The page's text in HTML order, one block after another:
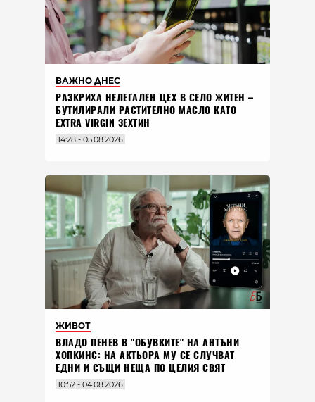
ВАЖНО ДНЕС
РАЗКРИХА НЕЛЕГАЛЕН ЦЕХ В СЕЛО ЖИТЕН –
БУТИЛИРАЛИ РАСТИТЕЛНО МАСЛО КАТО
EXTRA VIRGIN ЗЕХТИН
14:28 - 05.08.2026
ЖИВОТ
ВЛАДO ПЕНЕВ В "ОБУВКИТЕ" НА АНТЪНИ
ХОПКИНС: НА АКТЬОРА МУ СЕ СЛУЧВАТ
ЕДНИ И СЪЩИ НЕЩА ПО ЦЕЛИЯ СВЯТ
10:52 - 04.08.2026